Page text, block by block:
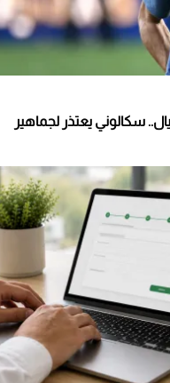
سكالوني يعتذر لجماهير